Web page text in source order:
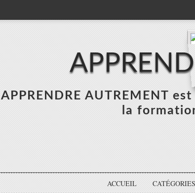
APPRENDRE AUTREMENT
la
ACCUEIL CATÉGORIES